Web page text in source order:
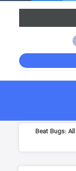
دانلود انیمیشن Beat Bugs: All